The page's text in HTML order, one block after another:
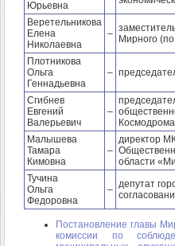
Юрьевна
Веретельникова
Елена
Николаевна
–
Мирного
Плотникова
Ольга
Геннадьевна
–
Сгибнев
Евгений
Валерьевич
–
Малышева
Тамара
Кимовна
–
директор
области
Тучина
Ольга
Федоровна
– депутат
Постановление главы
комиссии по